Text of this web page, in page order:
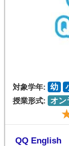
対象学年: 幼
授業形式:
オン
QQ English